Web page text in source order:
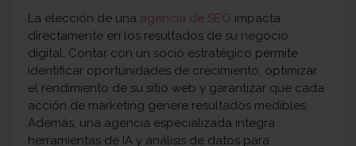
La elección de una agencia de SEO impacta
directamente en los resultados de su negocio
digital. Contar con un socio estratégico permite
identificar oportunidades de crecimiento, optimizar
el rendimiento de su sitio web y garantizar que cada
acción de marketing genere resultados medibles.
Además, una agencia especializada integra
herramientas de IA y análisis de datos para